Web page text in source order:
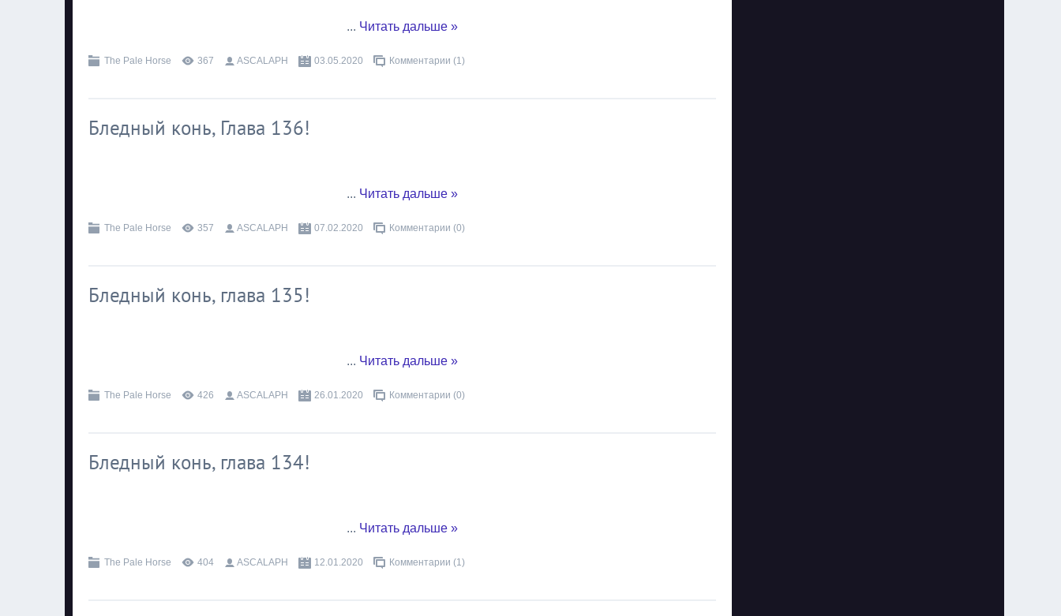
... Читать дальше »
The Pale Horse 367 ASCALAPH 03.05.2020 Комментарии (1)
Бледный конь, Глава 136!
... Читать дальше »
The Pale Horse 357 ASCALAPH 07.02.2020 Комментарии (0)
Бледный конь, глава 135!
... Читать дальше »
The Pale Horse 426 ASCALAPH 26.01.2020 Комментарии (0)
Бледный конь, глава 134!
... Читать дальше »
The Pale Horse 404 ASCALAPH 12.01.2020 Комментарии (1)